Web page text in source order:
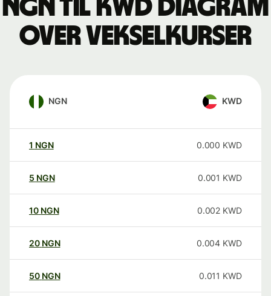
NGN til KWD Diagram
over vekselkurser
NGN KWD
1 NGN 0.000 KWD
5 NGN 0.001 KWD
10 NGN 0.002 KWD
20 NGN 0.004 KWD
50 NGN 0.011 KWD